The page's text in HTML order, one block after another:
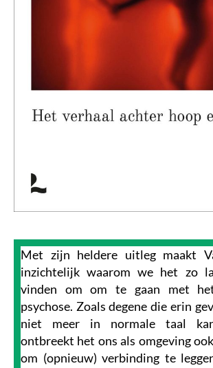
Met zijn heldere uitleg maakt
inzichtelijk waarom we het zo
vinden om om te gaan met
psychose. Zoals degene die erin
niet meer in normale taal
ontbreekt het ons als omgeving
om (opnieuw) verbinding te